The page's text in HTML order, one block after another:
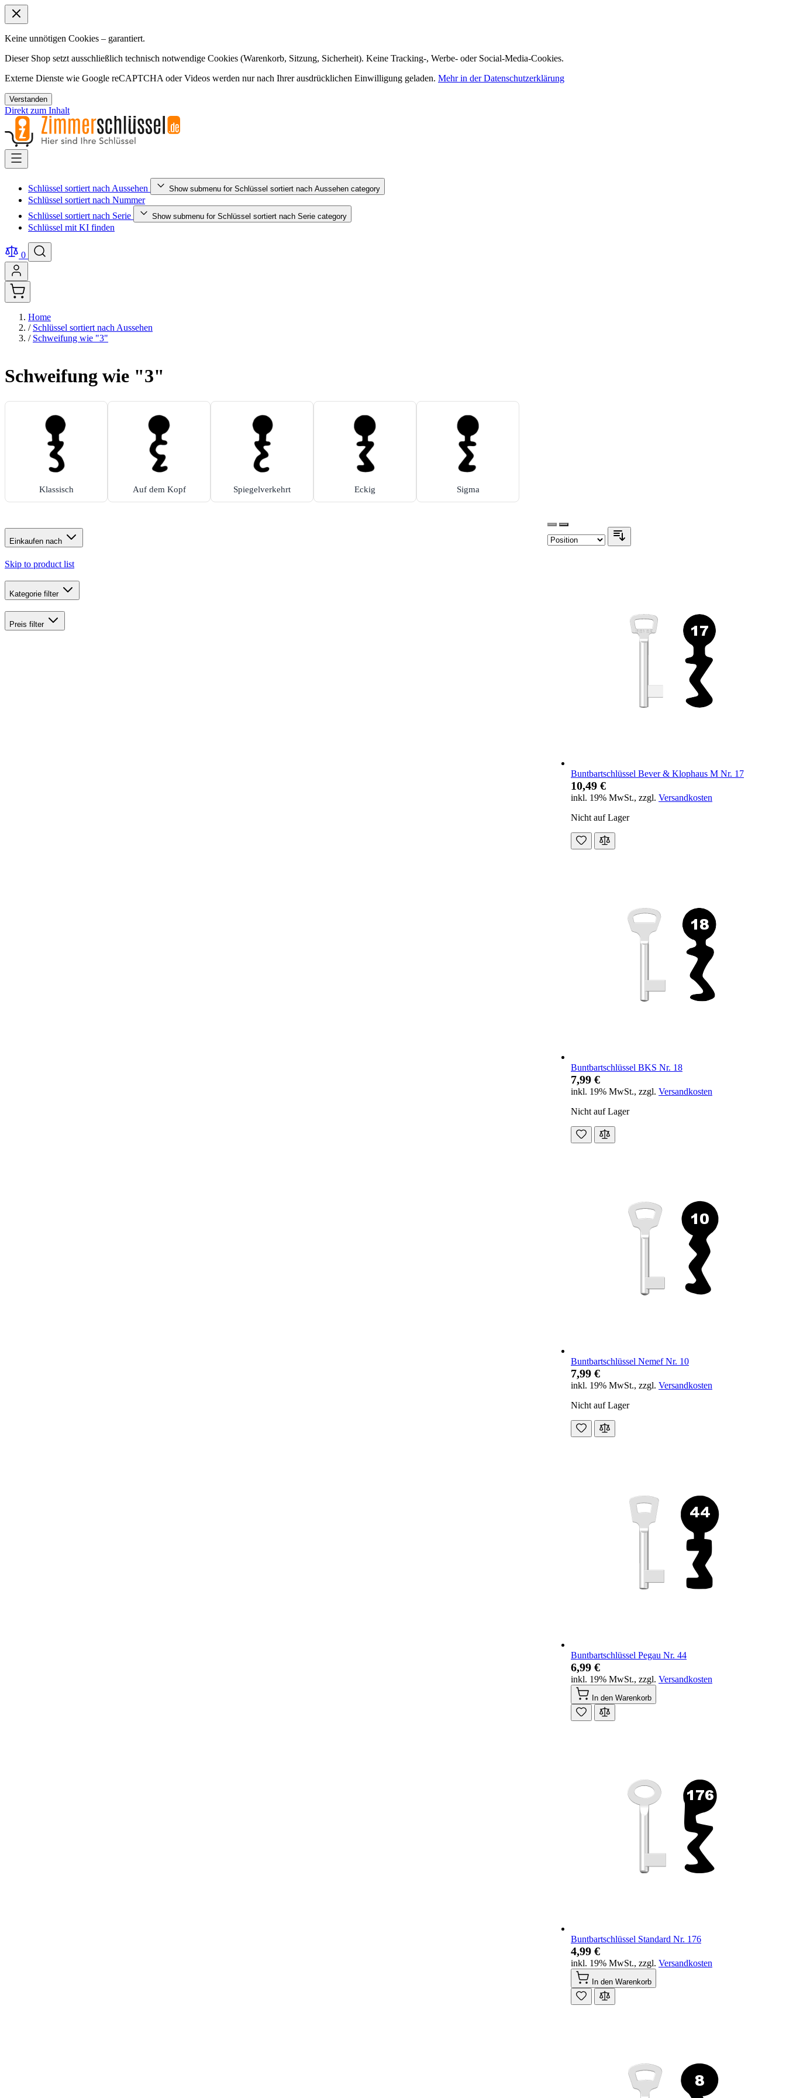
Keine unnötigen Cookies – garantiert.
Dieser Shop setzt ausschließlich technisch notwendige Cookies (Warenkorb, Sitzung, Sicherheit). Keine Tracking-, Werbe- oder Social-Media-Cookies.
Externe Dienste wie Google reCAPTCHA oder Videos werden nur nach Ihrer ausdrücklichen Einwilligung geladen. Mehr in der Datenschutzerklärung
Verstanden
Direkt zum Inhalt
Schlüssel sortiert nach Aussehen Show submenu for Schlüssel sortiert nach Aussehen category
Schlüssel sortiert nach Nummer
Schlüssel sortiert nach Serie
Show submenu for Schlüssel sortiert nach Serie category
Schlüssel mit KI finden
0
Home
/ Schlüssel sortiert nach Aussehen
/ Schweifung wie "3"
Schweifung wie "3"
Klassisch Auf dem Kopf Spiegelverkehrt Eckig Sigma
Einkaufen nach
Skip to product list
Kategorie filter
Preis filter
Buntbartschlüssel Bever & Klophaus M Nr. 17
10,49 €
inkl. 19% MwSt., zzgl. Versandkosten
Nicht auf Lager
Buntbartschlüssel BKS Nr. 18
7,99 €
inkl. 19% MwSt., zzgl. Versandkosten
Nicht auf Lager
Buntbartschlüssel Nemef Nr. 10
7,99 €
inkl. 19% MwSt., zzgl. Versandkosten
Nicht auf Lager
Buntbartschlüssel Pegau Nr. 44
6,99 €
inkl. 19% MwSt., zzgl. Versandkosten
In den Warenkorb
Buntbartschlüssel Standard Nr. 176
4,99 €
inkl. 19% MwSt., zzgl. Versandkosten
In den Warenkorb